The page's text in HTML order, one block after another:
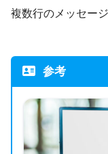
複数行のメッセー
参考